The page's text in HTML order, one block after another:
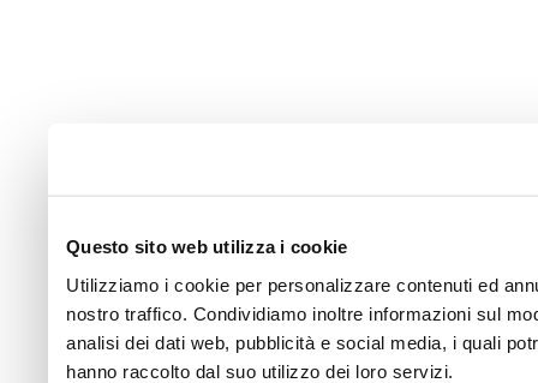
Questo sito web utilizza i cookie
Utilizziamo i cookie per personalizzare contenuti ed
nostro traffico. Condividiamo inoltre informazioni sul
analisi dei dati web, pubblicità e social media, i quali
hanno raccolto dal suo utilizzo dei loro servizi.